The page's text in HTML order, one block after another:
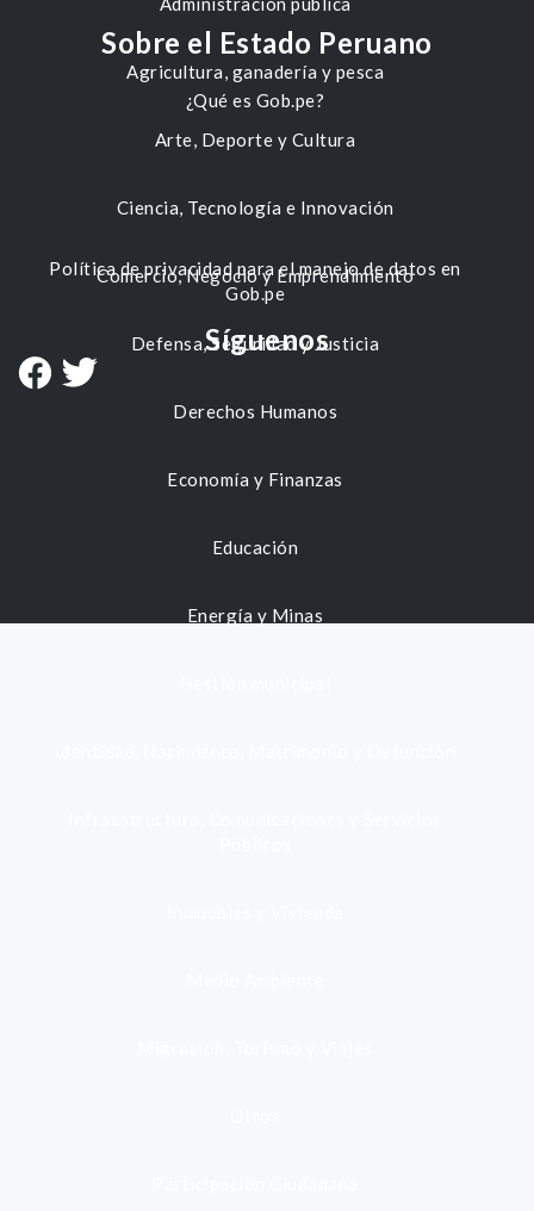
Agricultura, ganadería y pesca
Arte, Deporte y Cultura
Ciencia, Tecnología e Innovación
Comercio, Negocio y Emprendimiento
Defensa, Seguridad y Justicia
Derechos Humanos
Economía y Finanzas
Educación
Energía y Minas
Sobre el Estado Peruano
¿Qué es Gob.pe?
Política de privacidad para el manejo de datos en
Gob.pe
Síguenos